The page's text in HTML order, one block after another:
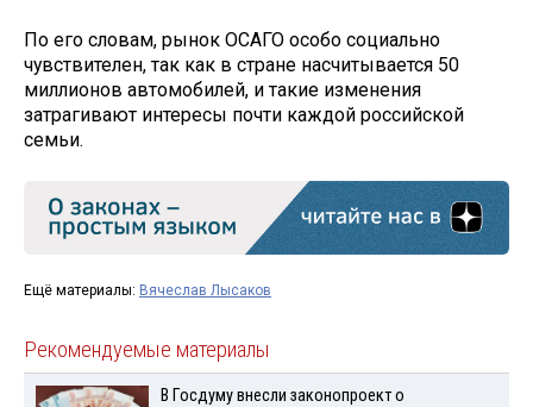
По его словам, рынок ОСАГО особо социально
чувствителен, так как в стране насчитывается 50
миллионов автомобилей, и такие изменения
затрагивают интересы почти каждой российской
семьи.
Ещё материалы: Вячеслав Лысаков
Рекомендуемые материалы
В Госдуму внесли законопроект о